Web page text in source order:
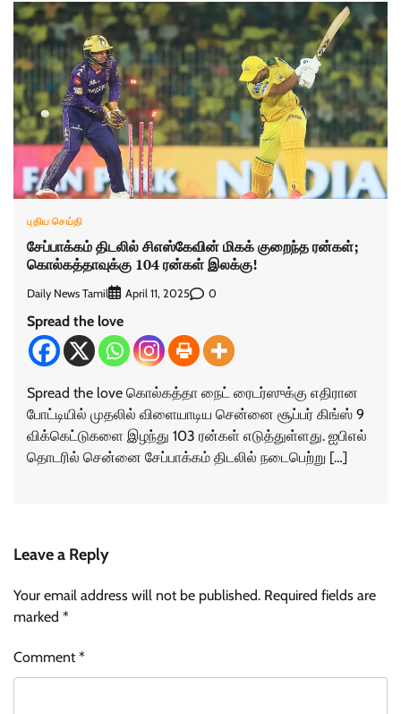
புதிய செய்தி
சேப்பாக்கம் திடலில் சிஎஸ்கேவின் மிகக் குறைந்த ரன்கள்;
கொல்கத்தாவுக்கு 104 ரன்கள் இலக்கு!
Daily News Tamil April 11, 2025 0
Spread the love
Spread the love கொல்கத்தா நைட் ரைடர்ஸுக்கு எதிரான
போட்டியில் முதலில் விளையாடிய சென்னை சூப்பர் கிங்ஸ் 9
விக்கெட்டுகளை இழந்து 103 ரன்கள் எடுத்துள்ளது. ஐபிஎல்
தொடரில் சென்னை சேப்பாக்கம் திடலில் நடைபெற்று […]
Leave a Reply
Your email address will not be published. Required fields are
marked *
Comment*